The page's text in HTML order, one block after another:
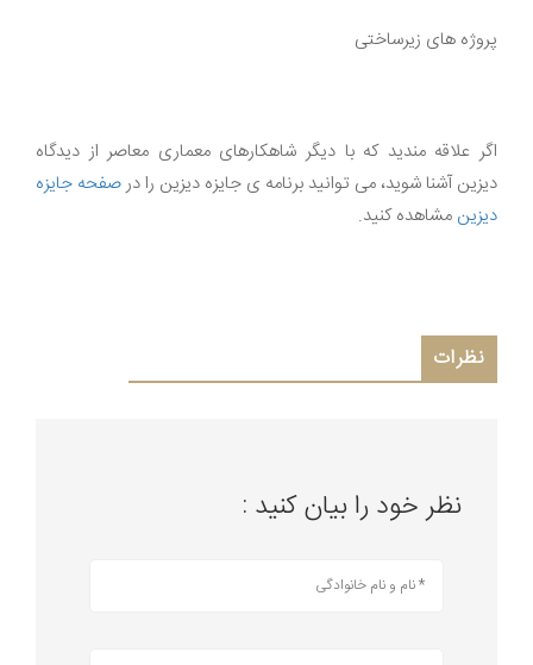
پروژه های زیرساختی
اگر علاقه مندید که با دیگر شاهکارهای معماری معاصر از دیدگاه
دیزین آشنا شوید، می توانید برنامه ی جایزه دیزین را درصفحه جایزه
دیزین مشاهده کنید.
نظرات
نظر خود را بیان کنید :